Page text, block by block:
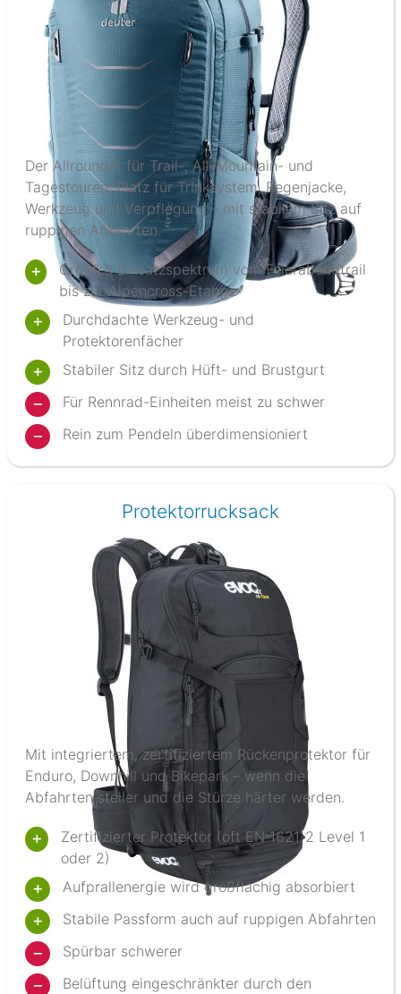
Der Allrounder für Trail-, All-Mountain- und
Tagestouren: Platz für Trinksystem, Regenjacke,
Werkzeug und Verpflegung – mit stabilem Sitz auf
ruppigen Abfahrten.
Größtes Einsatzspektrum vom Feierabendtrail
bis zur Alpencross-Etappe
Durchdachte Werkzeug- und
Protektorenfächer
Stabiler Sitz durch Hüft- und Brustgurt
Für Rennrad-Einheiten meist zu schwer
Rein zum Pendeln überdimensioniert
Protektorrucksack
Mit integriertem, zertifiziertem Rückenprotektor für
Enduro, Downhill und Bikepark – wenn die
Abfahrten steiler und die Stürze härter werden.
Zertifizierter Protektor (oft EN 1621-2 Level 1
oder 2)
Aufprallenergie wird großflächig absorbiert
Stabile Passform auch auf ruppigen Abfahrten
Spürbar schwerer
Belüftung eingeschränkter durch den